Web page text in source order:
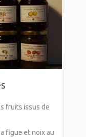
fruits issus de
figue et noix au